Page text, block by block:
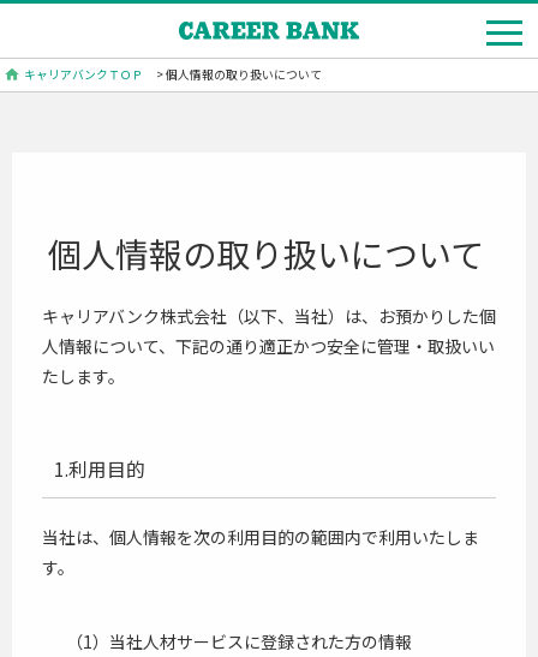
キャリアバンクＴＯＰ > 個人情報の取り扱いについて
個人情報の取り扱いについて
キャリアバンク株式会社（以下、当社）は、お預かりした個
人情報について、下記の通り適正かつ安全に管理・取扱いい
たします。
1.利用目的
当社は、個人情報を次の利用目的の範囲内で利用いたしま
す。
（1）当社人材サービスに登録された方の情報